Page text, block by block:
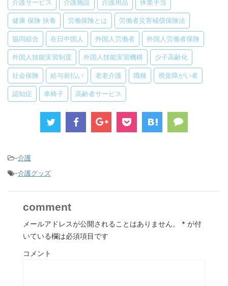
介護サービス 介護施設 介護用品 休業手当
健康 保険 扶養 労働保険とは 労働者災害補償保険法
協同組合 在日中国人 外国人労働者 外国人労働者保険
外国人技能実習制度 外国人技能実習機構 少子高齢化
社会保険 給与前払い 老老介護 職種 視覚障がい者
認知症 車椅子 高齢者サービス
-介護
-介護グッズ
comment
メールアドレスが公開されることはありません。 * が付
いている欄は必須項目です
コメント